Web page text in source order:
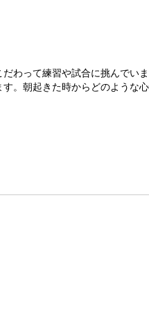
わって練習や試合に挑んでい
。朝起きた時からどのような